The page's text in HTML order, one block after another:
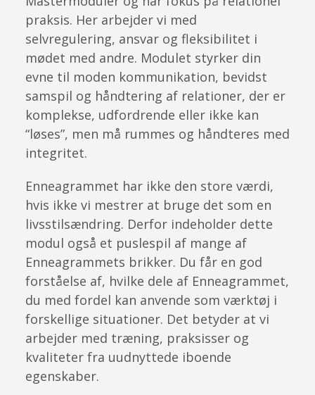
praksis. Her arbejder vi med
selvregulering, ansvar og fleksibilitet i
mødet med andre. Modulet styrker din
evne til moden kommunikation, bevidst
samspil og håndtering af relationer, der er
komplekse, udfordrende eller ikke kan
“løses”, men må rummes og håndteres med
integritet.
Enneagrammet har ikke den store værdi,
hvis ikke vi mestrer at bruge det som en
livsstilsændring. Derfor indeholder dette
modul også et puslespil af mange af
Enneagrammets brikker. Du får en god
forståelse af, hvilke dele af Enneagrammet,
du med fordel kan anvende som værktøj i
forskellige situationer. Det betyder at vi
arbejder med træning, praksisser og
kvaliteter fra uudnyttede iboende
egenskaber.